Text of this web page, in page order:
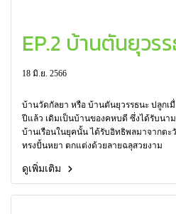
EP.2 บ้านตันยุวรร
18 มิ.ย. 2566
บ้านวัดกัลยา หรือ บ้านตันยุวรรธนะ ปลูกเ
ปีแล้ว เดิมเป็นบ้านของคหบดี ซึ่งได้รับนา
บ้านเรือนในยุคนั้น ได้รับอิทธิพลมาจากต
ทรงปั้นหยา ตกแต่งด้วยลายฉลุสวยงาม
ดูเพิ่มเติม